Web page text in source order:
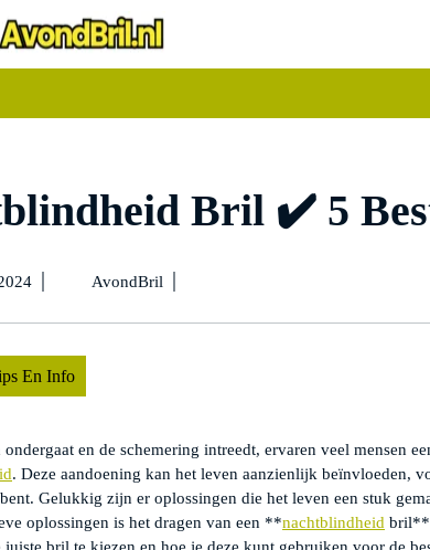
Bril ✔️ 5
2024
| AvondBril Nachtblindheid
✔️
|
En Info
ondergaat en de schemering intreedt, ervaren veel mensen
. Deze aandoening kan het leven aanzienlijk beïnvloeden,
Gelukkig zijn er oplossingen die het leven een stuk
oplossingen is het dragen van een **nachtblindheid